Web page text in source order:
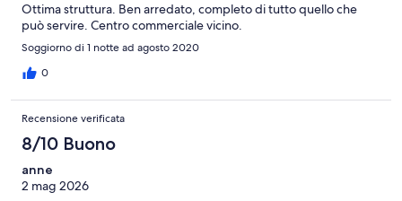
Ottima struttura. Ben arredato, completo di tutto quello che
può servire. Centro commerciale vicino.
Soggiorno di 1 notte ad agosto 2020
0
Recensione verificata
8/10 Buono
anne
2 mag 2026